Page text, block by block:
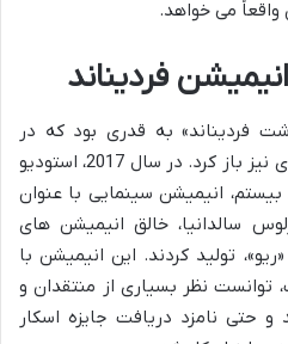
واقعاً می خواهد.
فردیناند
فردیناند» به قدری بود که در
نهایت راه خود را به پرده نقره ای نیز باز کرد. در سال 2017، استودیو
انیمیشن سینمایی با عنوان
سالدانیا، خالق انیمیشن های
تولید کردند. این انیمیشن با
توانست نظر بسیاری از منتقدان و
حتی نامزد دریافت جایزه اسکار